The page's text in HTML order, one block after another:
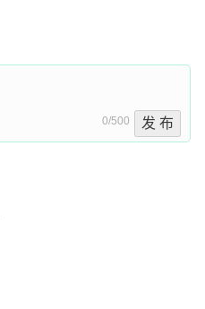
0/500 发 布